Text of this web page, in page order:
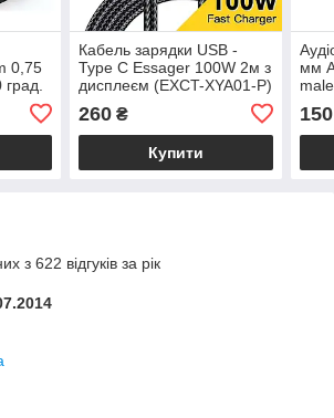
0,75
Кабель зарядки USB -
Type C Essager 100W 2м з
дисплеєм (EXCT-XYA01-P)
260₴
Купити
мм
150
з 622 відгуків за рік